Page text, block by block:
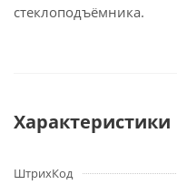
стеклоподъёмника.
Характеристики
ШтрихКод